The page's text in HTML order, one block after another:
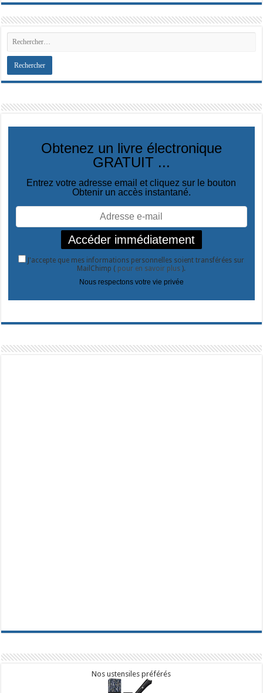
Obtenez un livre électronique
GRATUIT ...
Entrez votre adresse email et cliquez sur le bouton
Obtenir un accès instantané.
J'accepte que mes informations personnelles soient transférées sur
MailChimp ( pour en savoir plus).
Nous respectons votre vie privée
Nos ustensiles préférés